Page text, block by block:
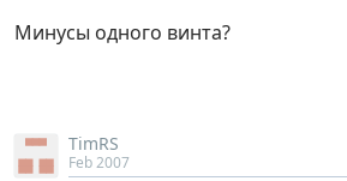
Минусы одного винта?
TimRS
Feb 2007